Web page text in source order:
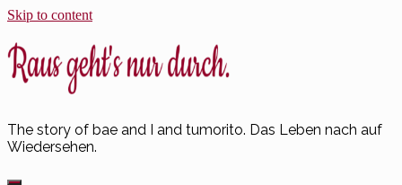
Skip to content
The story of bae and I and tumorito. Das Leben nach auf
Wiedersehen.